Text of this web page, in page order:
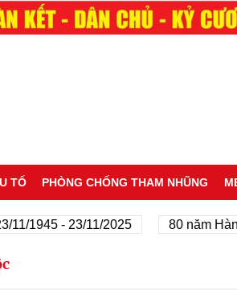
TỐ PHÒNG CHỐNG THAM NHŨNG
- 23/11/2025 80 năm Hành